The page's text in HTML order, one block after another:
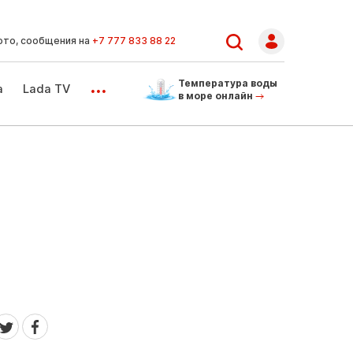
сообщения на +7 777 833 88 22
Lada TV ...
Температура воды
в море онлайн